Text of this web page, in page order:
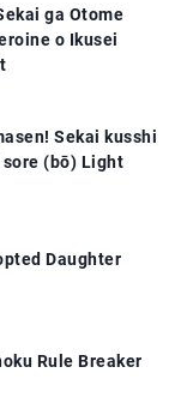
ga Otome
o Ikusei
Sekai kusshi
(bō) Light
Daughter
Rule Breaker